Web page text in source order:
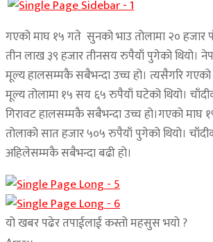
गएको माघ १५ गते सुनको भाउ तोलामा २०
तीन लाख ३९ हजार तीनसय रुपैयाँ पुगेको थियो।
मूल्य हालसम्मकै सबैभन्दा उच्च हो। त्यसैगरि
मूल्य तोलामा १५ सय ६५ रुपैयाँ घटेको थियो।
गिरावट हालसम्मकै सबैभन्दा उच्च हो।गएको माघ
तोलाको सात हजार ५०५ रुपैयाँ पुगेको थियो।
अहिलेसम्मकै सबैभन्दा बढी हो।
यो खबर पढेर तपाईलाई कस्तो महसुस भयो ?